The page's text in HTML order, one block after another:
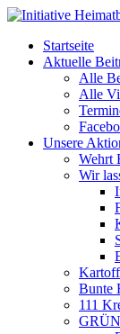
Startseite
Aktuelle
Alle
Alle
Unsere
Wehrt
Wir
Bunte
111